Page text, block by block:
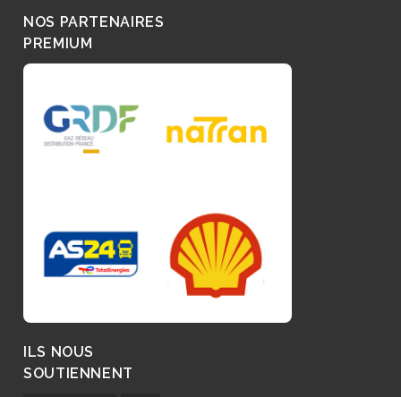
NOS PARTENAIRES
PREMIUM
ILS NOUS
SOUTIENNENT